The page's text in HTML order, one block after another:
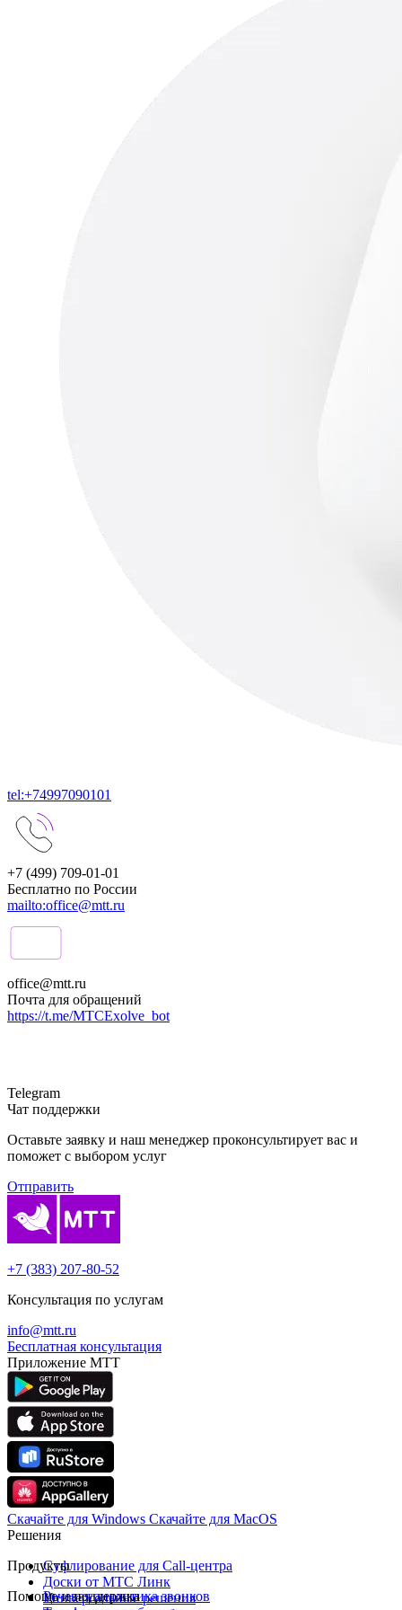
tel:+74997090101
+7 (499) 709-01-01
Бесплатно по России
mailto:office@mtt.ru
office@mtt.ru
Почта для обращений
https://t.me/MTCExolve_bot
Telegram
Чат поддержки
Оставьте заявку и наш менеджер проконсультирует вас и
поможет с выбором услуг
Отправить
+7 (383) 207-80-52
Консультация по услугам
info@mtt.ru
Бесплатная консультация
Приложение МТТ
Скачайте для Windows Cкачайте для MacOS
Решения
Суфлирование для Call‑центра
Доски от МТС Линк
Универсальные решения
Продукты
Речевая аналитика звонков
Помощь и поддержка